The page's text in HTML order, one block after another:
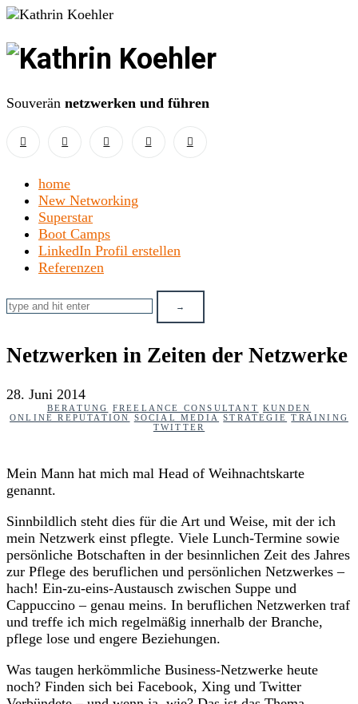
Kathrin
Koehler
Souverän netzwerken und führen
home
New Networking
Superstar
Boot Camps
LinkedIn Profil erstellen
Referenzen
Netzwerken in Zeiten der Netzwerke
28. Juni 2014
BERATUNG FREELANCE CONSULTANT KUNDEN
ONLINE REPUTATION
SOCIAL MEDIA STRATEGIE
TRAINING
TWITTER
Mein Mann hat mich mal Head of Weihnachtskarte
genannt.
Sinnbildlich steht dies für die Art und Weise, mit der ich
mein Netzwerk einst pflegte. Viele Lunch-Termine sowie
persönliche Botschaften in der besinnlichen Zeit des Jahres
zur Pflege des beruflichen und persönlichen Netzwerkes –
hach! Ein-zu-eins-Austausch zwischen Suppe und
Cappuccino – genau meins. In beruflichen Netzwerken traf
und treffe ich mich regelmäßig innerhalb der Branche,
pflege lose und engere Beziehungen.
Was taugen herkömmliche Business-Netzwerke heute
noch? Finden sich bei Facebook, Xing und Twitter